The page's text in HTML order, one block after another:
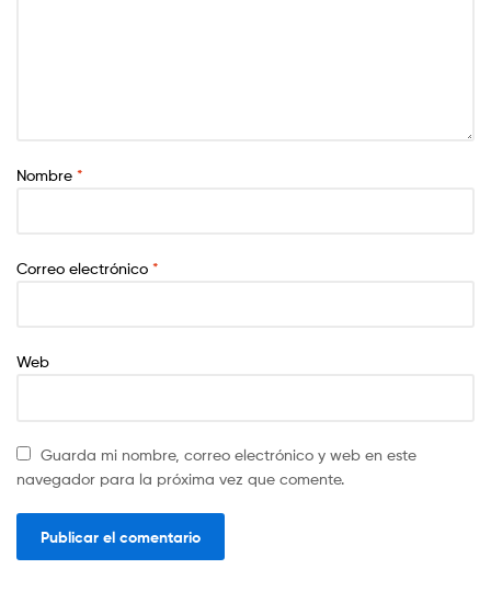
Nombre *
Correo electrónico *
Web
Guarda mi nombre, correo electrónico y web en este
navegador para la próxima vez que comente.